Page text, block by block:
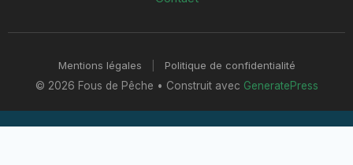
Mentions légales
Politique de confidentialité
© 2026 Fous de Pêche • Construit avec GeneratePress